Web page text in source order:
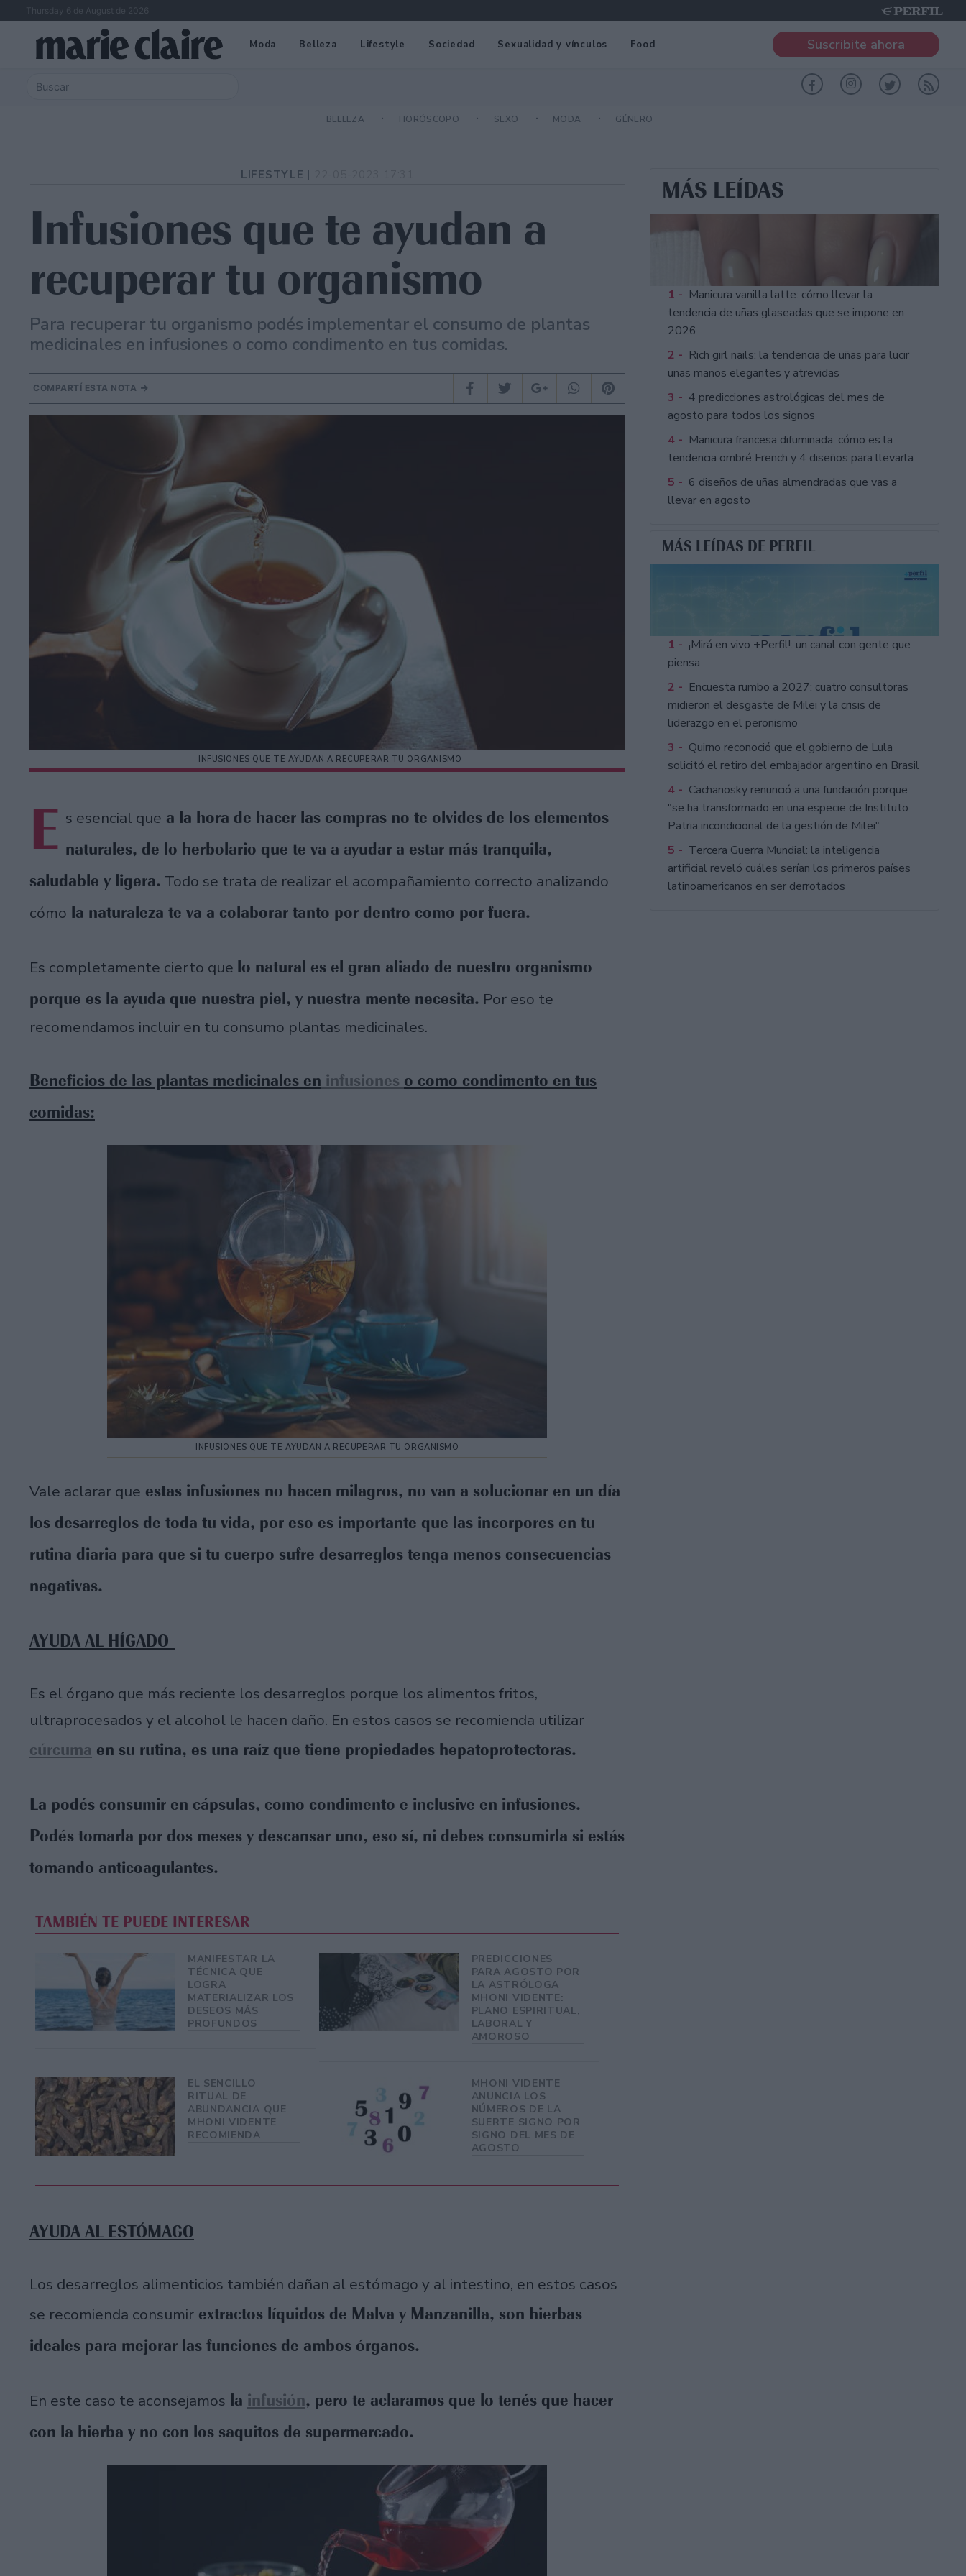
Thursday 6 de August de 2026
Moda Belleza Lifestyle Sociedad Sexualidad y vínculos Food Suscribite ahora
BELLEZA HORÓSCOPO SEXO MODA GÉNERO
LIFESTYLE |
Infusiones que te ayudan a
recuperar tu organismo
Para recuperar tu organismo podés implementar el consumo de plantas
medicinales en infusiones o como condimento en tus comidas.
COMPARTÍ ESTA NOTA
INFUSIONES QUE TE AYUDAN A RECUPERAR TU ORGANISMO
E s esencial que a la hora de hacer las compras no te olvides de los elementos
naturales, de lo herbolario que te va a ayudar a estar más tranquila,
saludable y ligera. Todo se trata de realizar el acompañamiento correcto analizando
cómo la naturaleza te va a colaborar tanto por dentro como por fuera.
Es completamente cierto que lo natural es el gran aliado de nuestro organismo
porque es la ayuda que nuestra piel, y nuestra mente necesita. Por eso te
recomendamos incluir en tu consumo plantas medicinales.
Beneficios de las plantas medicinales en infusiones o como condimento en tus
comidas:
INFUSIONES QUE TE AYUDAN A RECUPERAR TU ORGANISMO
Vale aclarar que estas infusiones no hacen milagros, no van a solucionar en un día
los desarreglos de toda tu vida, por eso es importante que las incorpores en tu
rutina diaria para que si tu cuerpo sufre desarreglos tenga menos consecuencias
negativas.
AYUDA AL HÍGADO
Es el órgano que más reciente los desarreglos porque los alimentos fritos,
ultraprocesados y el alcohol le hacen daño. En estos casos se recomienda utilizar
cúrcuma en su rutina, es una raíz que tiene propiedades hepatoprotectoras.
La podés consumir en cápsulas, como condimento e inclusive en infusiones.
Podés tomarla por dos meses y descansar uno, eso sí, ni debes consumirla si estás
tomando anticoagulantes.
TAMBIÉN TE PUEDE INTERESAR
MANIFESTAR LA
TÉCNICA QUE
LOGRA
MATERIALIZAR LOS
DESEOS MÁS
PROFUNDOS
PREDICCIONES
PARA AGOSTO POR
LA ASTRÓLOGA
MHONI VIDENTE:
PLANO ESPIRITUAL,
LABORAL Y
AMOROSO
EL SENCILLO
RITUAL DE
ABUNDANCIA QUE
MHONI VIDENTE
RECOMIENDA
MHONI VIDENTE
ANUNCIA LOS
NÚMEROS DE LA
SUERTE SIGNO POR
SIGNO DEL MES DE
AGOSTO
AYUDA AL ESTÓMAGO
Los desarreglos alimenticios también dañan al estómago y al intestino, en estos casos
se recomienda consumir extractos líquidos de Malva y Manzanilla, son hierbas
ideales para mejorar las funciones de ambos órganos.
En este caso te aconsejamos la infusión, pero te aclaramos que lo tenés que hacer
con la hierba y no con los saquitos de supermercado.
MÁS LEÍDAS
1 - Manicura vanilla latte: cómo llevar la
tendencia de uñas glaseadas que se impone en
2026
2 - Rich girl nails: la tendencia de uñas para lucir
unas manos elegantes y atrevidas
3 - 4 predicciones astrológicas del mes de
agosto para todos los signos
4 - Manicura francesa difuminada: cómo es la
tendencia ombré French y 4 diseños para llevarla
5 - 6 diseños de uñas almendradas que vas a
llevar en agosto
MÁS LEÍDAS DE PERFIL
1 - ¡Mirá en vivo +Perfil!: un canal con gente que
piensa
2 - Encuesta rumbo a 2027: cuatro consultoras
midieron el desgaste de Milei y la crisis de
liderazgo en el peronismo
3 - Quirno reconoció que el gobierno de Lula
solicitó el retiro del embajador argentino en Brasil
4 - Cachanosky renunció a una fundación porque
"se ha transformado en una especie de Instituto
Patria incondicional de la gestión de Milei"
5 - Tercera Guerra Mundial: la inteligencia
artificial reveló cuáles serían los primeros países
latinoamericanos en ser derrotados